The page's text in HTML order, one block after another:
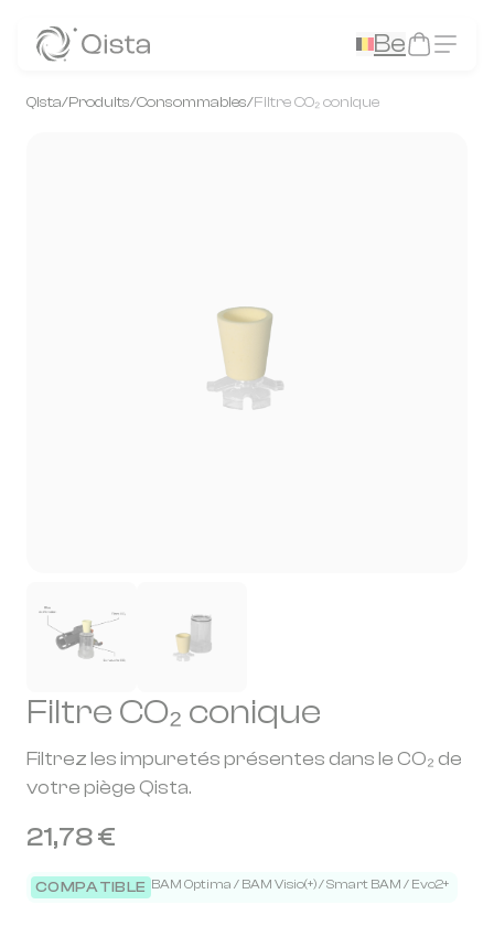
Be
Qista/Produits/Consommables/Filtre CO₂ conique
Filtre CO₂ conique
Filtrez les impuretés présentes dans le CO₂ de
votre piège Qista.
21,78 €
COMPATIBLE BAM Optima / BAM Visio(+) / Smart BAM / Evo2+